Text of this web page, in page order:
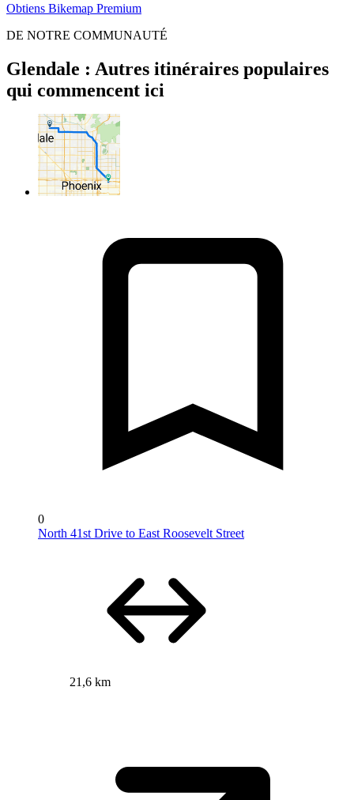
Obtiens Bikemap Premium
DE NOTRE COMMUNAUTÉ
Glendale : Autres itinéraires populaires
qui commencent ici
0
North 41st Drive to East Roosevelt Street
21,6 km